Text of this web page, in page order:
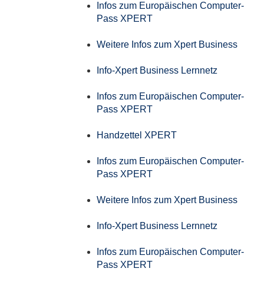
Infos zum Europäischen Computer-
Pass XPERT
Weitere Infos zum Xpert Business
Info-Xpert Business Lernnetz
Infos zum Europäischen Computer-
Pass XPERT
Handzettel XPERT
Infos zum Europäischen Computer-
Pass XPERT
Weitere Infos zum Xpert Business
Info-Xpert Business Lernnetz
Infos zum Europäischen Computer-
Pass XPERT